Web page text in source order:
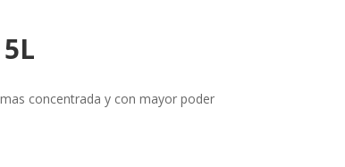
concentrada y con mayor poder